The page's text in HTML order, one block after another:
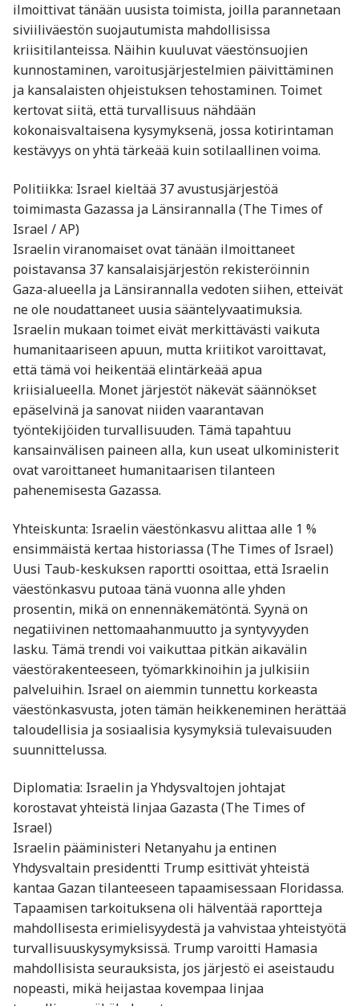
ilmoittivat tänään uusista toimista, joilla parannetaan
siviiliväestön suojautumista mahdollisissa
kriisitilanteissa. Näihin kuuluvat väestönsuojien
kunnostaminen, varoitusjärjestelmien päivittäminen
ja kansalaisten ohjeistuksen tehostaminen. Toimet
kertovat siitä, että turvallisuus nähdään
kokonaisvaltaisena kysymyksenä, jossa kotirintaman
kestävyys on yhtä tärkeää kuin sotilaallinen voima.
Politiikka: Israel kieltää 37 avustusjärjestöä
toimimasta Gazassa ja Länsirannalla (The Times of
Israel / AP)
Israelin viranomaiset ovat tänään ilmoittaneet
poistavansa 37 kansalaisjärjestön rekisteröinnin
Gaza-alueella ja Länsirannalla vedoten siihen, etteivät
ne ole noudattaneet uusia sääntelyvaatimuksia.
Israelin mukaan toimet eivät merkittävästi vaikuta
humanitaariseen apuun, mutta kriitikot varoittavat,
että tämä voi heikentää elintärkeää apua
kriisialueella. Monet järjestöt näkevät säännökset
epäselvinä ja sanovat niiden vaarantavan
työntekijöiden turvallisuuden. Tämä tapahtuu
kansainvälisen paineen alla, kun useat ulkoministerit
ovat varoittaneet humanitaarisen tilanteen
pahenemisesta Gazassa.
Yhteiskunta: Israelin väestönkasvu alittaa alle 1 %
ensimmäistä kertaa historiassa (The Times of Israel)
Uusi Taub-keskuksen raportti osoittaa, että Israelin
väestönkasvu putoaa tänä vuonna alle yhden
prosentin, mikä on ennennäkemätöntä. Syynä on
negatiivinen nettomaahanmuutto ja syntyvyyden
lasku. Tämä trendi voi vaikuttaa pitkän aikavälin
väestörakenteeseen, työmarkkinoihin ja julkisiin
palveluihin. Israel on aiemmin tunnettu korkeasta
väestönkasvusta, joten tämän heikkeneminen herättää
taloudellisia ja sosiaalisia kysymyksiä tulevaisuuden
suunnittelussa.
Diplomatia: Israelin ja Yhdysvaltojen johtajat
korostavat yhteistä linjaa Gazasta (The Times of
Israel)
Israelin pääministeri Netanyahu ja entinen
Yhdysvaltain presidentti Trump esittivät yhteistä
kantaa Gazan tilanteeseen tapaamisessaan Floridassa.
Tapaamisen tarkoituksena oli hälventää raportteja
mahdollisesta erimielisyydestä ja vahvistaa yhteistyötä
turvallisuuskysymyksissä. Trump varoitti Hamasia
mahdollisista seurauksista, jos järjestö ei aseistaudu
nopeasti, mikä heijastaa kovempaa linjaa